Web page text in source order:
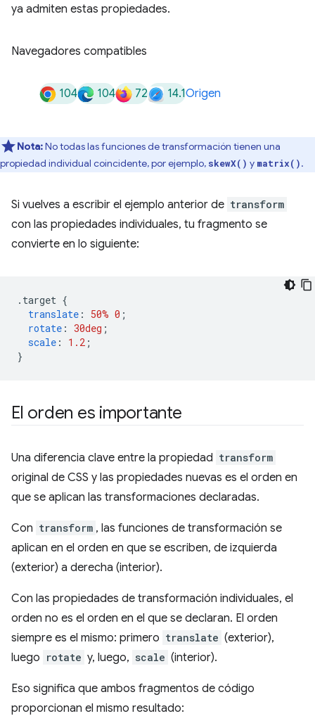
ya admiten estas propiedades.
Navegadores compatibles
104 104 72 14.1Origen
Nota:No todas las funciones de transformación tienen una
propiedad individual coincidente, por ejemplo, skewX() y matrix().
Si vuelves a escribir el ejemplo anterior de transform
con las propiedades individuales, tu fragmento se
convierte en lo siguiente:
. target {
translate : 50% 0 ;
rotate : 30deg ;
scale : 1.2 ;
}
El orden es importante
Una diferencia clave entre la propiedad transform
original de CSS y las propiedades nuevas es el orden en
que se aplican las transformaciones declaradas.
Con transform , las funciones de transformación se
aplican en el orden en que se escriben, de izquierda
(exterior) a derecha (interior).
Con las propiedades de transformación individuales, el
orden no es el orden en el que se declaran. El orden
siempre es el mismo: primero translate (exterior),
luego rotate y, luego, scale (interior).
Eso significa que ambos fragmentos de código
proporcionan el mismo resultado: